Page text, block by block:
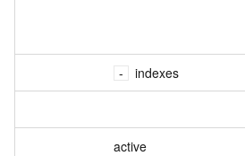
indexes
active